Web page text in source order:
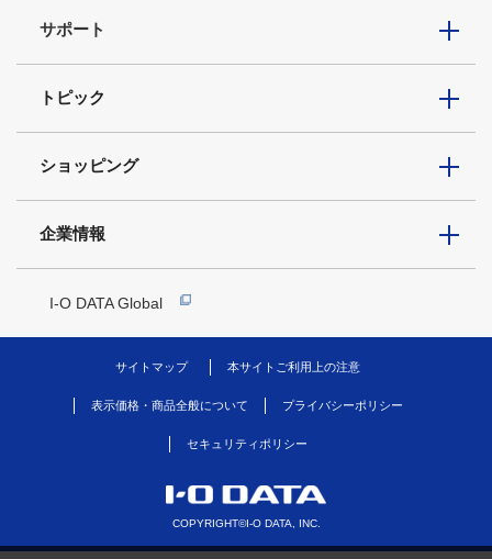
サポート
トピック
ショッピング
企業情報
I-O DATA Global
サイトマップ 本サイトご利用上の注意
表示価格・商品全般について プライバシーポリシー
セキュリティポリシー
COPYRIGHT©I-O DATA, INC.